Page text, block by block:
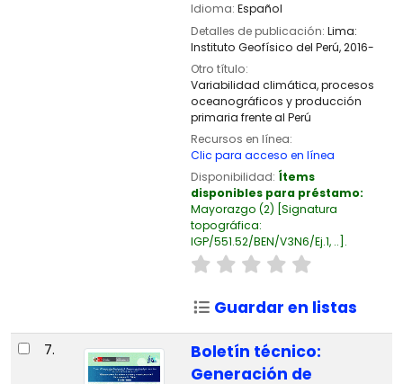
Idioma: Español
Detalles de publicación: Lima:
Instituto Geofísico del Perú,2016-
Otro título:
Variabilidad climática, procesos
oceanográficos y producción
primaria frente al Perú
Recursos en línea:
Clic para acceso en línea
Disponibilidad: Ítems
disponibles para préstamo:
Mayorazgo (2) Signatura
topográfica:
IGP/551.52/BEN/V3N6/Ej.1, .. .
Guardar en listas
7.
Boletín técnico:
Generación de